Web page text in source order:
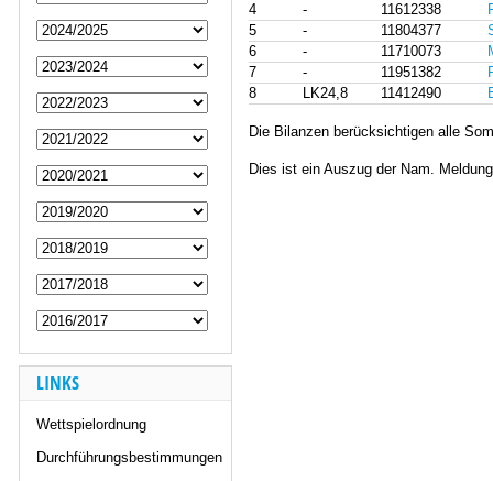
LINKS
Wettspielordnung
Durchführungsbestimmungen
4
- 11612338
5
- 11804377
6
- 11710073
7
- 11951382
8
LK24,8 11412490
Die Bilanzen berücksichtigen alle
Dies ist ein Auszug der Nam.